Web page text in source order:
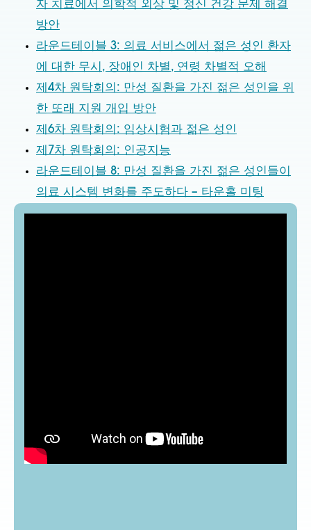
자 치료에서 의학적 외상 및 정신 건강 문제 해결
방안
라운드테이블 3: 의료 서비스에서 젊은 성인 환자
에 대한 무시, 장애인 차별, 연령 차별적 오해
제4차 원탁회의: 만성 질환을 가진 젊은 성인을 위
한 또래 지원 개입 방안
제6차 원탁회의: 임상시험과 젊은 성인
제7차 원탁회의: 인공지능
라운드테이블 8: 만성 질환을 가진 젊은 성인들이
의료 시스템 변화를 주도하다 – 타운홀 미팅